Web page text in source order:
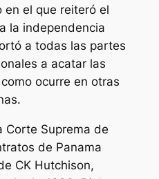
en el que reiteró el
la independencia
a todas las partes
a acatar las
ocurre en otras
Corte Suprema de
de Panama
CK Hutchison,